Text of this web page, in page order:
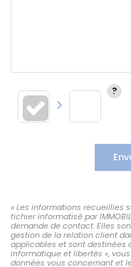
« Les informations recueillies
fichier informatisé par
demande de contact. Elles
gestion de la relation client
applicables et sont destinées
informatique et libertés »,
données vous concernant et